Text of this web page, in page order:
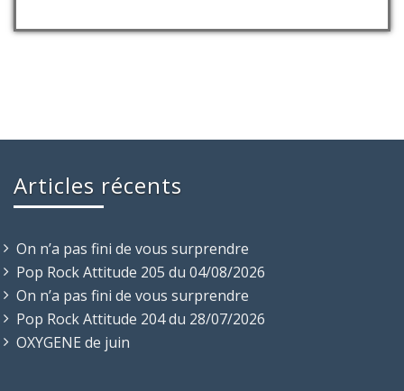
Articles récents
On n’a pas fini de vous surprendre
Pop Rock Attitude 205 du 04/08/2026
On n’a pas fini de vous surprendre
Pop Rock Attitude 204 du 28/07/2026
OXYGENE de juin